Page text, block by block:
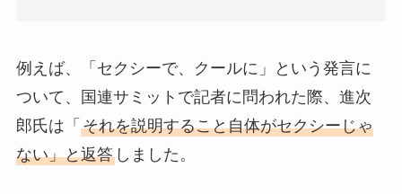
例えば、「セクシーで、クールに」という発言に
ついて、国連サミットで記者に問われた際、進次
郎氏は「 それを説明すること自体がセクシーじゃ
ない」と返答しました。